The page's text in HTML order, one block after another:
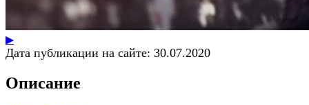
▶
Дата публикации на сайте: 30.07.2020
Описание